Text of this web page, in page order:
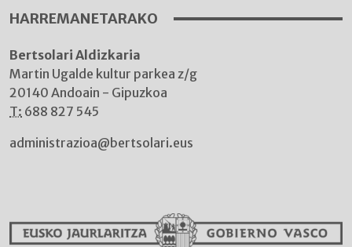
HARREMANETARAKO
Bertsolari Aldizkaria
Martin Ugalde kultur parkea z/g
20140 Andoain - Gipuzkoa
T: 688 827 545
administrazioa@bertsolari.eus